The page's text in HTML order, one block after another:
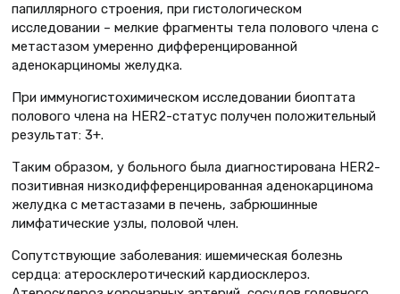
папиллярного строения, при гистологическом
исследовании – мелкие фрагменты тела полового члена с
метастазом умеренно дифференцированной
аденокарциномы желудка.
При иммуногистохимическом исследовании биоптата
полового члена на HER2-статус получен положительный
результат: 3+.
Таким образом, у больного была диагностирована HER2-
позитивная низкодифференцированная аденокарцинома
желудка с метастазами в печень, забрюшинные
лимфатические узлы, половой член.
Сопутствующие заболевания: ишемическая болезнь
сердца: атеросклеротический кардиосклероз.